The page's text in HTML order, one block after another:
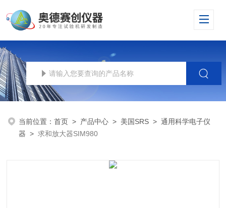
当前位置：首页 > 产品中心 > 美国SRS >通用科学电子仪
器 >求和放大器SIM980